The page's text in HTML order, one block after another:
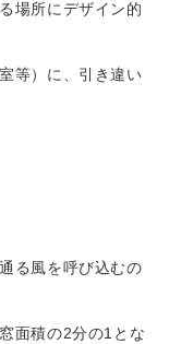
場所にデザイン的
等）に、引き違い
る風を呼び込むの
面積の2分の1とな